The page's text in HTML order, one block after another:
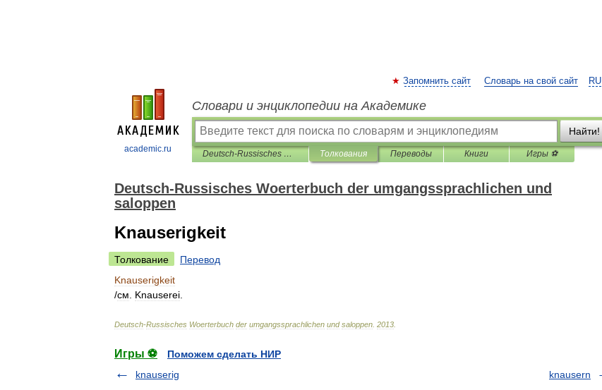
academic.ru
RU
Запомнить сайт Словарь на свой сайт
Словари и энциклопедии на Академике
Найти!
Deutsch-Russisches Woerterbuch der umgangssprachlichen und saloppen Толкования Переводы Книги Игры ⚽
Deutsch-Russisches Woerterbuch der umgangssprachlichen und
saloppen
Knauserigkeit
Толкование
Перевод
Knauserigkeit
/cм Knauserei
Deutsch-Russisches Woerterbuch der umgangssprachlichen und saloppen 2013
Игры ⚽
Поможем сделать НИР
knauserig
knausern